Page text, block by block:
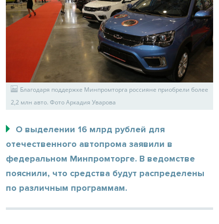
Благодаря поддержке Минпромторга россияне приобрели более
2,2 млн авто. Фото Аркадия Уварова
О выделении 16 млрд рублей для
отечественного автопрома заявили в
федеральном Минпромторге. В ведомстве
пояснили, что средства будут распределены
по различным программам.